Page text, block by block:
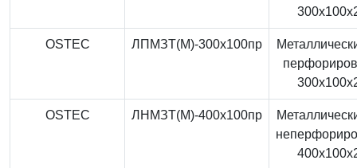
OSTEC ЛПМЗТ(М)-300x100пр
OSTEC ЛНМЗТ(М)-400x100пр